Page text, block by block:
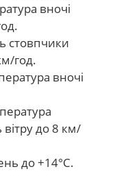
вночі
стовпчики
год.
вночі
вітру до 8 км/
до +14°С.